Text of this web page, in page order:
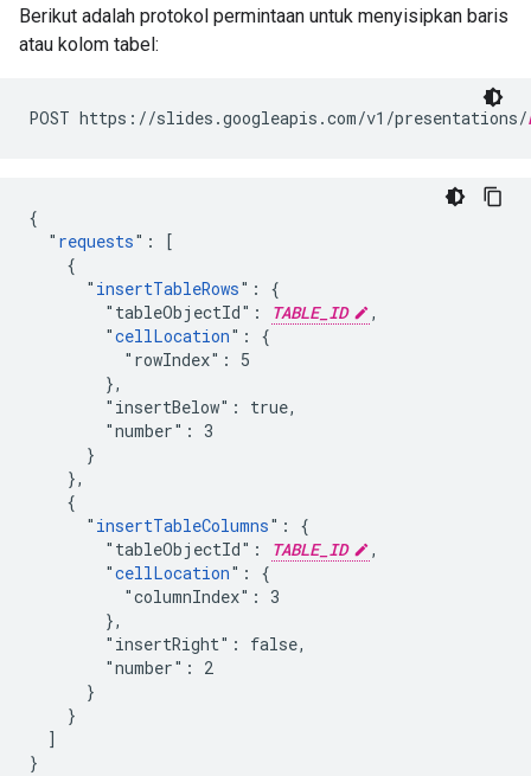
Berikut adalah protokol permintaan untuk menyisipkan baris
atau kolom tabel:
POST https://slides.googleapis.com/v1/presentations/
{
  "
requests": [
    {
      "
insertTableRows": {
        "tableObjectId":
TABLE_ID
,
        "
cellLocation": {
          "rowIndex": 5
        },
        "insertBelow": true,
        "number": 3
      }
    },
    {
      "
insertTableColumns": {
        "tableObjectId":
TABLE_ID
,
        "
cellLocation": {
          "columnIndex": 3
        },
        "insertRight": false,
        "number": 2
      }
    }
  ]
}